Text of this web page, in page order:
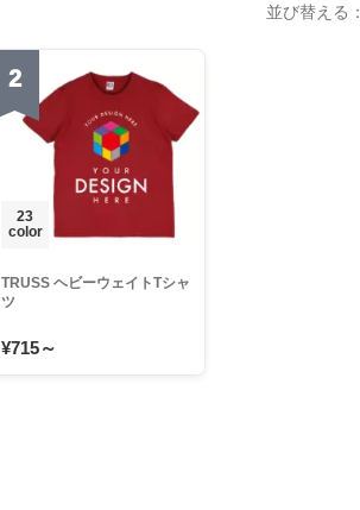
並び替える：
2
23
color
TRUSS ヘビーウェイトTシャ
ツ
¥715～